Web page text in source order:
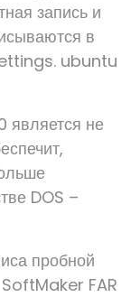
запись и
в
ubuntu
является не
DOS –
пробной
SoftMaker FAR